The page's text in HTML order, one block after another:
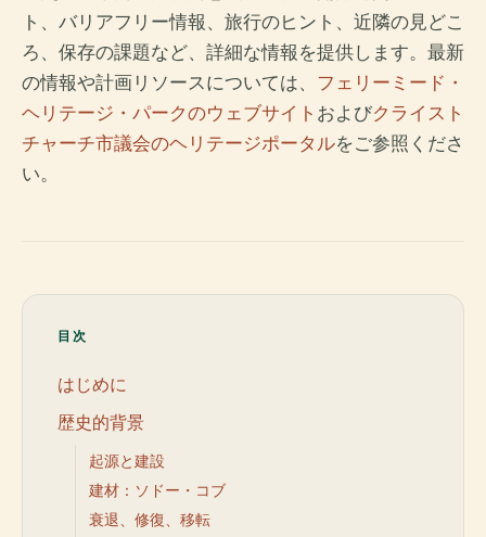
ト、バリアフリー情報、旅行のヒント、近隣の見どこ
ろ、保存の課題など、詳細な情報を提供します。最新
の情報や計画リソースについては、 フェリーミード・
ヘリテージ・パークのウェブサイト およびクライスト
チャーチ市議会のヘリテージポータルをご参照くださ
い。
目次
はじめに
歴史的背景
起源と建設
建材：ソドー・コブ
衰退、修復、移転